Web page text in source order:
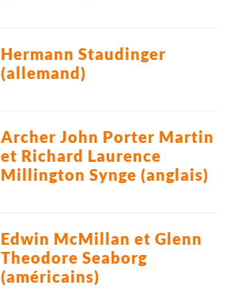
Hermann Staudinger
(allemand)
Archer John Porter Martin
et Richard Laurence
Millington Synge (anglais)
Edwin McMillan et Glenn
Theodore Seaborg
(américains)